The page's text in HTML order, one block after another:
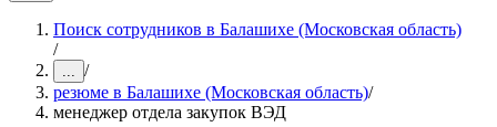
Поиск сотрудников в Балашихе (Московская область)
/
... /
резюме в Балашихе (Московская область)/
менеджер отдела закупок ВЭД